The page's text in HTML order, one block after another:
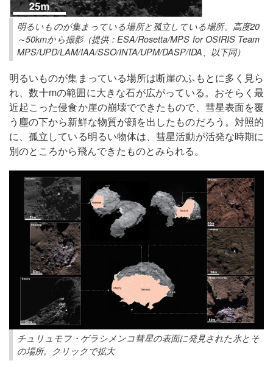
明るいものが集まっている場所と孤立している場所。高度20
～50kmから撮影（提供：ESA/Rosetta/MPS for OSIRIS Team
MPS/UPD/LAM/IAA/SSO/INTA/UPM/DASP/IDA、以下同）
明るいものが集まっている場所は断崖のふもとに多く見ら
れ、数十mの範囲に大きな石が広がっている。おそらく最
近起こった侵食か崖の崩壊でできたもので、彗星表面を覆
う塵の下から新鮮な物質が顔を出したものだろう。対照的
に、孤立している明るい物体は、彗星活動が活発な時期に
別のところから飛んできたものとみられる。
チュリュモフ・ゲラシメンコ彗星の表面に発見された氷とそ
の場所。クリックで拡大